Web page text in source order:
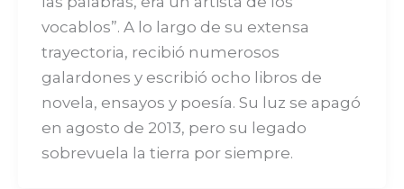
vocablos”. A lo largo de su extensa
trayectoria, recibió numerosos
galardones y escribió ocho libros de
novela, ensayos y poesía. Su luz se apagó
en agosto de 2013, pero su legado
sobrevuela la tierra por siempre.